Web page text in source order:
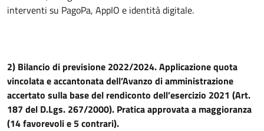
interventi su PagoPa, AppIO e identità digitale.
2) Bilancio di previsione 2022/2024. Applicazione quota
vincolata e accantonata dell’Avanzo di amministrazione
accertato sulla base del rendiconto dell’esercizio 2021 (Art.
187 del D.Lgs. 267/2000). Pratica approvata a maggioranza
(14 favorevoli e 5 contrari).